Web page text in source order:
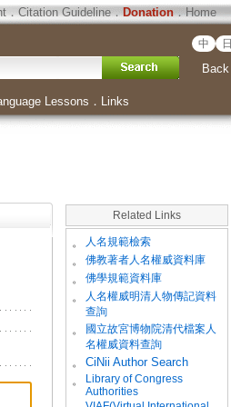
．Citation Guideline．Donation．Home
中 日
Back
Lessons ． Links
Related Links
。 人名規範檢索
。 佛教著者人名權威資料庫
。 佛學規範資料庫
。
人名權威明清人物傳記資料
查詢
。
國立故宮博物院清代檔案人
名權威資料查詢
。
CiNii Author Search
。
Library of Congress
Authorities